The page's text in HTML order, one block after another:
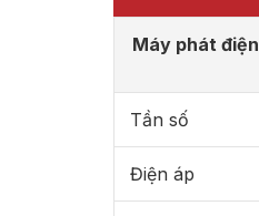
Máy phát điện
Tần số
Điện áp